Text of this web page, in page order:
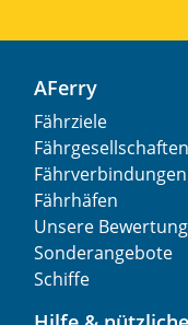
AFerry
Fährziele
Fährgesellschaften
Fährverbindungen
Fährhäfen
Unsere
Sonderangebote
Schiffe